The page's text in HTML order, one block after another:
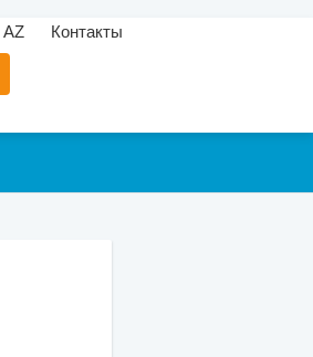
AZ Контакты